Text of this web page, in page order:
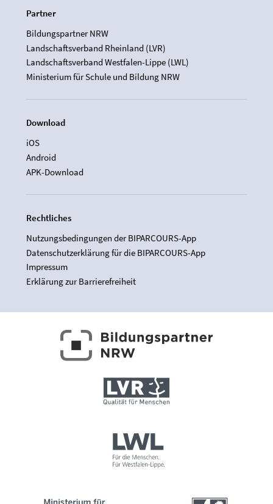
Partner
Bildungspartner NRW
Landschaftsverband Rheinland (LVR)
Landschaftsverband Westfalen-Lippe (LWL)
Ministerium für Schule und Bildung NRW
Download
iOS
Android
APK-Download
Rechtliches
Nutzungsbedingungen der BIPARCOURS-App
Datenschutzerklärung für die BIPARCOURS-App
Impressum
Erklärung zur Barrierefreiheit